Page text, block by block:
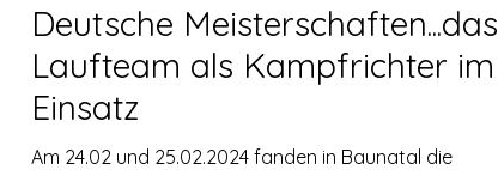
Deutsche Meisterschaften...das
Laufteam als Kampfrichter im
Einsatz
Am 24.02 und 25.02.2024 fanden in Baunatal die